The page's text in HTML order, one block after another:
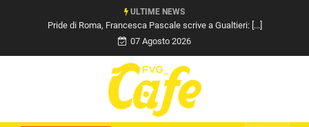
ULTIME NEWS
Pride di Roma, Francesca Pascale scrive a Gualtieri: [...]
07 Agosto 2026